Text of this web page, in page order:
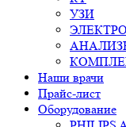
УЗИ
Наши врачи
Прайс-лист
Оборудование